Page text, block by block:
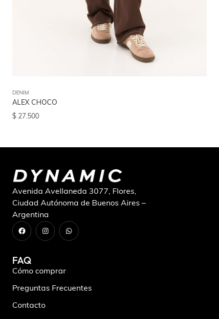
DENIM
ALEX CHOCO
$ 27.500
Avenida Avellaneda 3077, Flores,
Ciudad Autónoma de Buenos Aires –
Argentina
FAQ
Cómo comprar
Preguntas Frecuentes
Contacto